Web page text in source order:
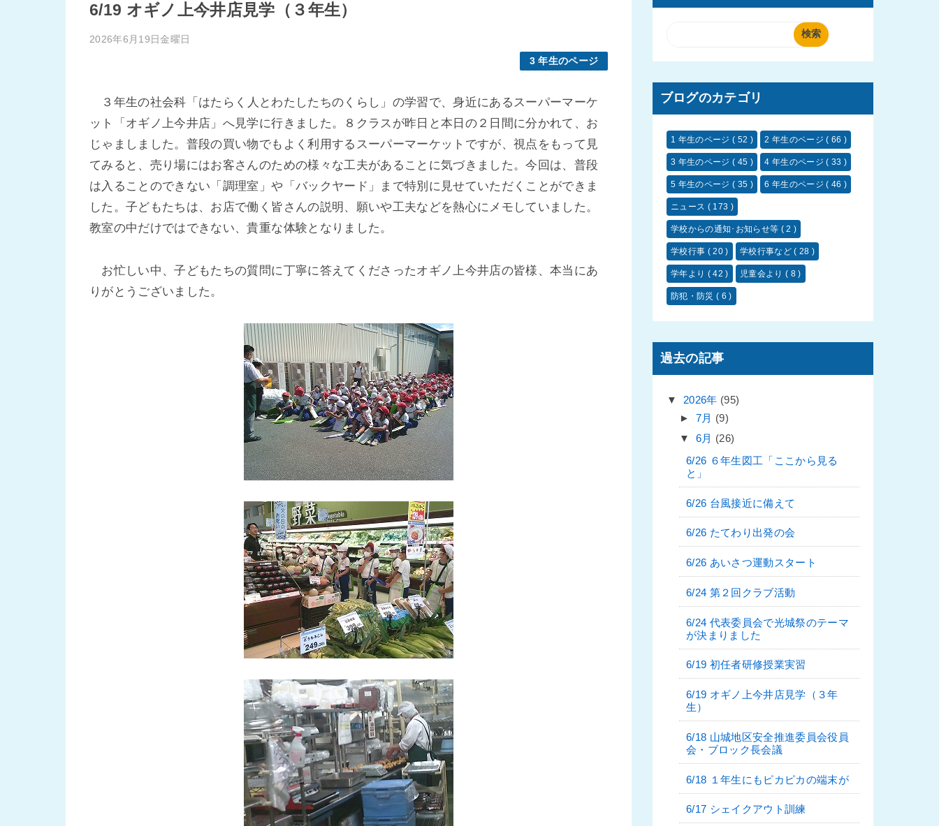
6/19 オギノ上今井店見学（３年生）
2026年6月19日金曜日
3 年生のページ
３ 年生の社会科「はたらく人とわたしたちのくらし」の学習で、身近にあるスーパーマーケ
ット「オギノ上今井店」へ見学に行きました。８クラスが昨日と本日の２日間に分かれて、お
じゃましました。普段の買い物でもよく利用するスーパーマーケットですが、視点をもって見
てみると、売り場にはお客さんのための様々な工夫があることに気づきました。今回は、普段
は入ることのできない「調理室」や「バックヤード」まで特別に見せていただくことができま
した。子どもたちは、お店で働く皆さんの説明、願いや工夫などを熱心にメモしていました。
教室の中だけではできない、貴重な体験となりました。
お忙しい中、子どもたちの質問に丁寧に答えてくださったオギノ上今井店の皆様、本当にあ
りがとうございました。
ブログのカテゴリ
1 年生のページ ( 52 ) 2 年生のページ( 66 )
3 年生のページ ( 45 ) 4 年生のページ( 33 )
5 年生のページ ( 35 ) 6 年生のページ( 46 )
ニュース ( 173 )
学校からの通知･お知らせ等 ( 2 )
学校行事 ( 20 ) 学校行事など( 28 )
学年より ( 42 ) 児童会より( 8 )
防犯・防災 ( 6 )
過去の記事
▼ 2026年 (95)
► 7月 (9)
▼ 6月 (26)
6/26 ６年生図工「ここから見る
と」
6/26 台風接近に備えて
6/26 たてわり出発の会
6/26 あいさつ運動スタート
6/24 第２回クラブ活動
6/24 代表委員会で光城祭のテーマ
が決まりました
6/19 初任者研修授業実習
6/19 オギノ上今井店見学（３年
生）
6/18 山城地区安全推進委員会役員
会・ブロック長会議
6/18 １年生にもピカピカの端末が
6/17 シェイクアウト訓練